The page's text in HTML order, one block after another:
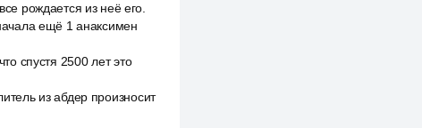
рождается из неё его.
ещё 1 анаксимен
спустя 2500 лет это
из абдер произносит